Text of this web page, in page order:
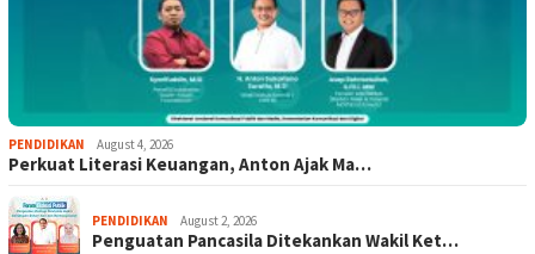
PENDIDIKAN August 4, 2026
Perkuat Literasi Keuangan, Anton Ajak Ma…
PENDIDIKAN August 2, 2026
Penguatan Pancasila Ditekankan Wakil Ket…